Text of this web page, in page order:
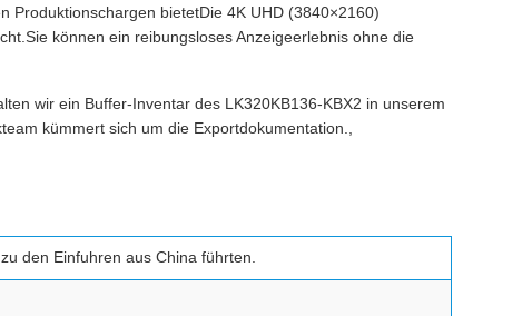
Produktionschargen bietetDie 4K UHD (3840×2160)
können ein reibungsloses Anzeigeerlebnis ohne die
wir ein Buffer-Inventar des LK320KB136-KBX2 in unserem
kümmert sich um die Exportdokumentation.,
den Einfuhren aus China führten.